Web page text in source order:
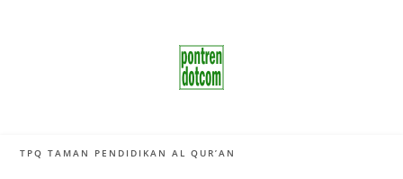
TPQ TAMAN PENDIDIKAN AL QUR’AN